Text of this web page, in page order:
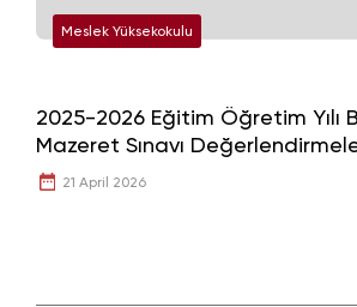
Meslek Yüksekokulu
2025-2026 Eğitim Öğretim Yılı
Mazeret Sınavı
21 April 2026